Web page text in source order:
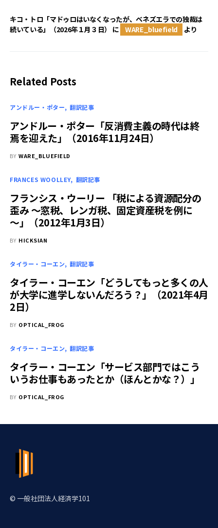
キコ・トロ「マドゥロはいなくなったが、ベネズエラでの独裁は
続いている」（2026年１月３日）
に WARE_bluefield より
Related Posts
アンドルー・ポター 翻訳記事
アンドルー・ポター「反消費主義の時代は終
焉を迎えた」（2016年11月24日）
BY WARE_BLUEFIELD
FRANCES WOOLLEY 翻訳記事
フランシス・ウーリー 「税による資源配分の
歪み ～窓税、レンガ税、固定資産税を例に
～」（2012年1月3日）
BY HICKSIAN
タイラー・コーエン 翻訳記事
タイラー・コーエン「どうしてもっと多くの人
が大学に進学しないんだろう？」（2021年4月
2日）
BY OPTICAL_FROG
タイラー・コーエン 翻訳記事
タイラー・コーエン「サービス部門ではこう
いうお仕事もあったとか（ほんとかな？）」
BY OPTICAL_FROG
© 一般社団法人経済学101